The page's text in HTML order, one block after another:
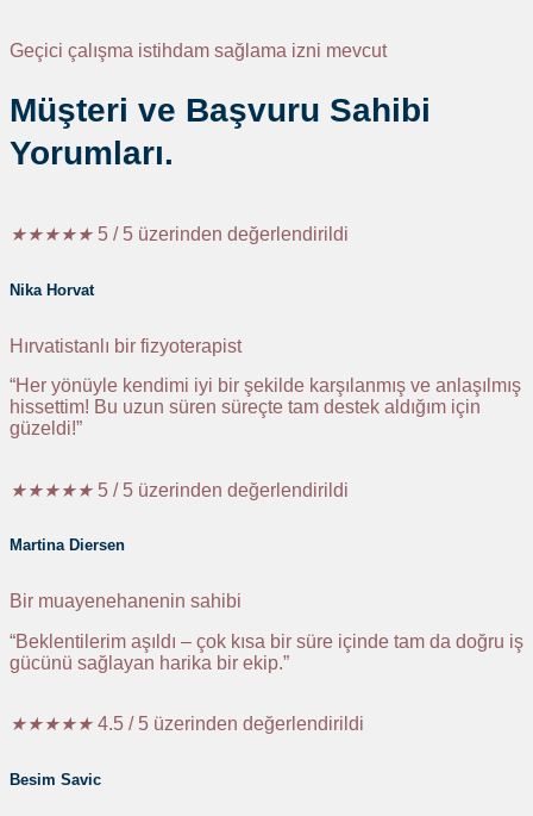
Geçici çalışma istihdam sağlama izni mevcut
Müşteri ve Başvuru Sahibi
Yorumları.
★★★★★ 5 / 5 üzerinden değerlendirildi
Nika Horvat
Hırvatistanlı bir fizyoterapist
“Her yönüyle kendimi iyi bir şekilde karşılanmış ve anlaşılmış
hissettim! Bu uzun süren süreçte tam destek aldığım için
güzeldi!”
★★★★★ 5 / 5 üzerinden değerlendirildi
Martina Diersen
Bir muayenehanenin sahibi
“Beklentilerim aşıldı – çok kısa bir süre içinde tam da doğru iş
gücünü sağlayan harika bir ekip.”
★★★★★ 4.5 / 5 üzerinden değerlendirildi
Besim Savic